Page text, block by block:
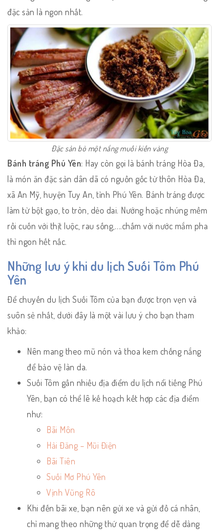
đặc sản là ngon nhất.
Đặc sản bò một nắng muối kiến vàng
Bánh tráng Phú Yên: Hay còn gọi là bánh tráng Hòa Đa,
là món ăn đặc sản dân dã có nguồn gốc từ thôn Hòa Đa,
xã An Mỹ, huyện Tuy An, tỉnh Phú Yên. Bánh tráng được
làm từ bột gạo, to tròn, dẻo dai. Nướng hoặc nhúng mềm
rồi cuốn với thịt luộc, rau sống,….chấm với nước mắm pha
thì ngon hết nấc.
Những lưu ý khi du lịch Suối Tôm Phú
Yên
Để chuyến du lịch Suối Tôm của bạn được trọn vẹn và
suôn sẻ nhất, dưới đây là một vài lưu ý cho bạn tham
khảo:
Nên mang theo mũ nón và thoa kem chống nắng
để bảo vệ làn da.
Suối Tôm gần nhiều địa điểm du lịch nổi tiếng Phú
Yên, bạn có thể lê kế hoạch kết hợp các địa điểm
như:
Bãi Môn
Hải Đăng – Mũi Điện
Bãi Tiên
Suối Mơ Phú Yên
Vịnh Vũng Rô
Khi đến bãi xe, bạn nên gửi xe và gửi đồ cá nhân,
chỉ mang theo những thứ quan trọng để dễ dàng